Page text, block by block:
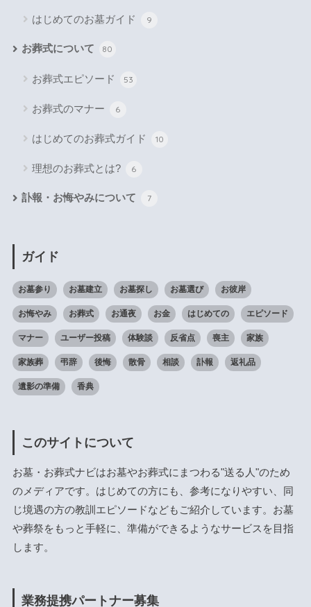
はじめてのお墓ガイド 9
お葬式について 80
お葬式エピソード 53
お葬式のマナー 6
はじめてのお葬式ガイド 10
理想のお葬式とは? 6
訃報・お悔やみについて 7
ガイド
お墓参り お墓建立 お墓探し お墓選び お彼岸
お悔やみ お葬式 お通夜 お金 はじめての エピソード
マナー ユーザー投稿 体験談 反省点 喪主 家族
家族葬 弔辞 後悔 散骨 相談 訃報 返礼品
遺影の準備 香典
このサイトについて
お墓・お葬式ナビはお墓やお葬式にまつわる"送る人"のため
のメディアです。はじめての方にも、参考になりやすい、同
じ境遇の方の教訓エピソードなどもご紹介しています。お墓
や葬祭をもっと手軽に、準備ができるようなサービスを目指
します。
業務提携パートナー募集